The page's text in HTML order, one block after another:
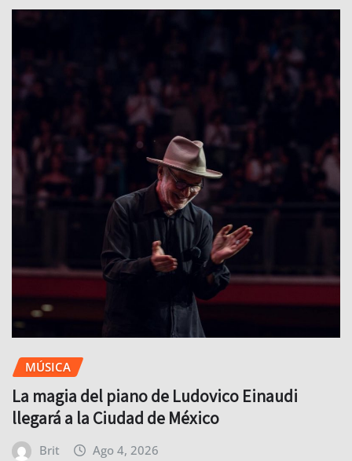
MÚSICA
La magia del piano de Ludovico Einaudi
llegará a la Ciudad de México
Brit Ago 4, 2026